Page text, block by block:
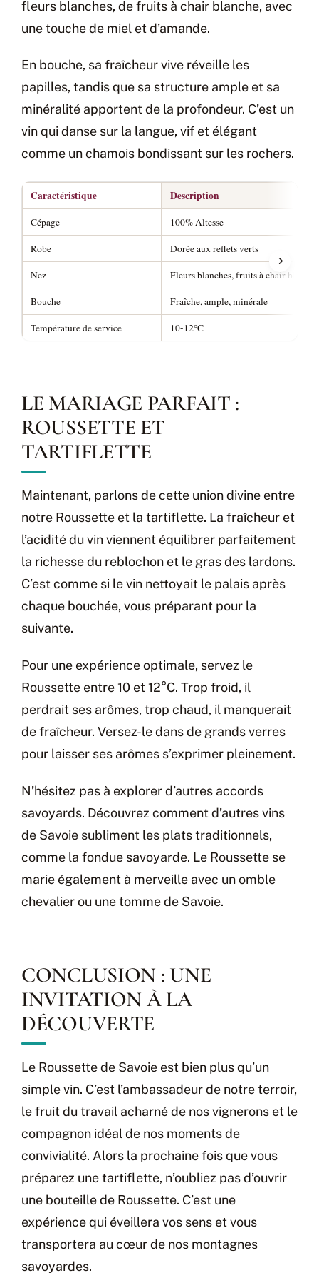
fleurs blanches, de fruits à chair blanche, avec
une touche de miel et d’amande.
En bouche, sa fraîcheur vive réveille les
papilles, tandis que sa structure ample et sa
minéralité apportent de la profondeur. C’est un
vin qui danse sur la langue, vif et élégant
comme un chamois bondissant sur les rochers.
Caractéristique Description
Cépage 100% Altesse
Robe Dorée aux reflets verts
Nez Fleurs blanches, fruits à chair
Bouche Fraîche, ample, minérale
Température de service 10-12°C
LE MARIAGE PARFAIT :
ROUSSETTE ET
TARTIFLETTE
Maintenant, parlons de cette union divine entre
notre Roussette et la tartiflette. La fraîcheur et
l’acidité du vin viennent équilibrer parfaitement
la richesse du reblochon et le gras des lardons.
C’est comme si le vin nettoyait le palais après
chaque bouchée, vous préparant pour la
suivante.
Pour une expérience optimale, servez le
Roussette entre 10 et 12°C. Trop froid, il
perdrait ses arômes, trop chaud, il manquerait
de fraîcheur. Versez-le dans de grands verres
pour laisser ses arômes s’exprimer pleinement.
N’hésitez pas à explorer d’autres accords
savoyards. Découvrez comment d’autres vins
de Savoie subliment les plats traditionnels,
comme la fondue savoyarde. Le Roussette se
marie également à merveille avec un omble
chevalier ou une tomme de Savoie.
CONCLUSION : UNE
INVITATION À LA
DÉCOUVERTE
Le Roussette de Savoie est bien plus qu’un
simple vin. C’est l’ambassadeur de notre terroir,
le fruit du travail acharné de nos vignerons et le
compagnon idéal de nos moments de
convivialité. Alors la prochaine fois que vous
préparez une tartiflette, n’oubliez pas d’ouvrir
une bouteille de Roussette. C’est une
expérience qui éveillera vos sens et vous
transportera au cœur de nos montagnes
savoyardes.